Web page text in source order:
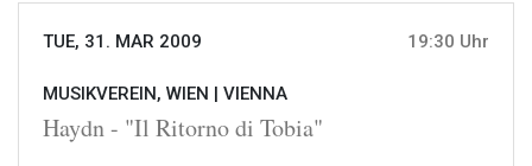
TUE, 31. MAR 2009 19:30 Uhr
MUSIKVEREIN, WIEN | VIENNA
Haydn - "Il Ritorno di Tobia"